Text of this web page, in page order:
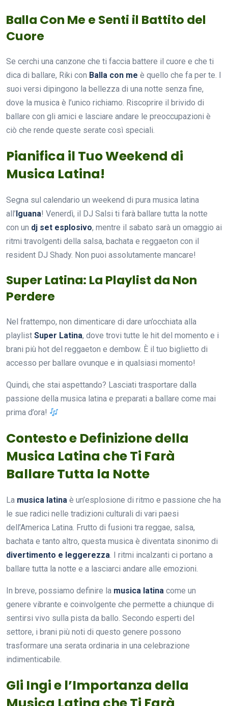
Balla Con Me e Senti il Battito del
Cuore
Se cerchi una canzone che ti faccia battere il cuore e che ti
dica di ballare, Riki con Balla con me è quello che fa per te. I
suoi versi dipingono la bellezza di una notte senza fine,
dove la musica è l’unico richiamo. Riscoprire il brivido di
ballare con gli amici e lasciare andare le preoccupazioni è
ciò che rende queste serate così speciali.
Pianifica il Tuo Weekend di
Musica Latina!
Segna sul calendario un weekend di pura musica latina
all’Iguana! Venerdì, il DJ Salsi ti farà ballare tutta la notte
con un dj set esplosivo, mentre il sabato sarà un omaggio ai
ritmi travolgenti della salsa, bachata e reggaeton con il
resident DJ Shady. Non puoi assolutamente mancare!
Super Latina: La Playlist da Non
Perdere
Nel frattempo, non dimenticare di dare un’occhiata alla
playlist Super Latina, dove trovi tutte le hit del momento e i
brani più hot del reggaeton e dembow. È il tuo biglietto di
accesso per ballare ovunque e in qualsiasi momento!
Quindi, che stai aspettando? Lasciati trasportare dalla
passione della musica latina e preparati a ballare come mai
prima d’ora!
Contesto e Definizione della
Musica Latina che Ti Farà
Ballare Tutta la Notte
La musica latina è un’esplosione di ritmo e passione che ha
le sue radici nelle tradizioni culturali di vari paesi
dell’America Latina. Frutto di fusioni tra reggae, salsa,
bachata e tanto altro, questa musica è diventata sinonimo di
divertimento e leggerezza. I ritmi incalzanti ci portano a
ballare tutta la notte e a lasciarci andare alle emozioni.
In breve, possiamo definire la musica latina come un
genere vibrante e coinvolgente che permette a chiunque di
sentirsi vivo sulla pista da ballo. Secondo esperti del
settore, i brani più noti di questo genere possono
trasformare una serata ordinaria in una celebrazione
indimenticabile.
Gli Ingi e l’Importanza della